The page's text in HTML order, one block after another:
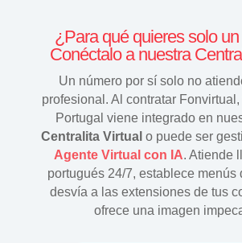
¿Para qué quieres solo
Conéctalo a nuestra
Un número por sí solo no
profesional. Al contratar
Portugal viene integrado en
Centralita Virtual o puede ser
Agente Virtual con IA. Atiende
portugués 24/7, establece menús
desvía a las extensiones de tus
ofrece una imagen